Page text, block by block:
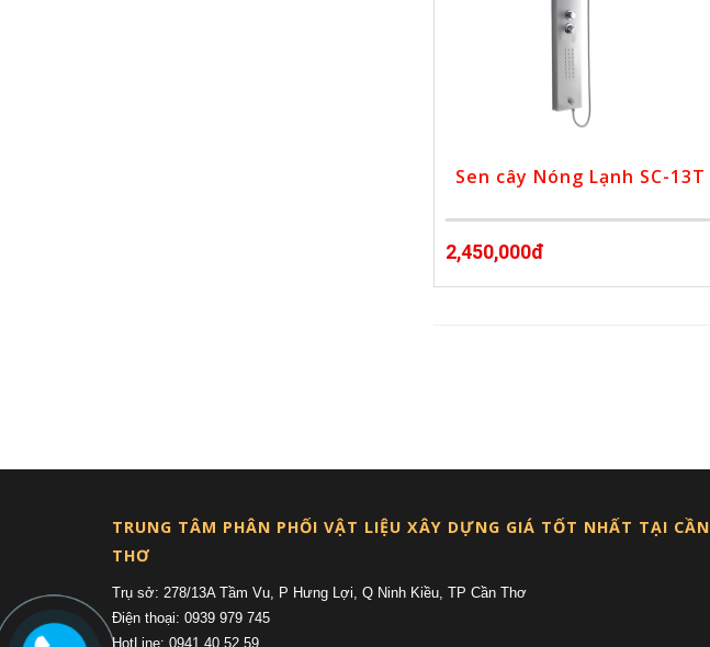
Sen cây Nóng Lạnh SC-13T
2,450,000đ
TRUNG TÂM PHÂN PHỐI VẬT LIỆU XÂY DỰNG GIÁ TỐT NHẤT TẠI CẦN
THƠ
Trụ sở: 278/13A Tầm Vu, P Hưng Lợi, Q Ninh Kiều, TP Cần Thơ
Điện thoại: 0939 979 745
HotLine: 0941 40 52 59